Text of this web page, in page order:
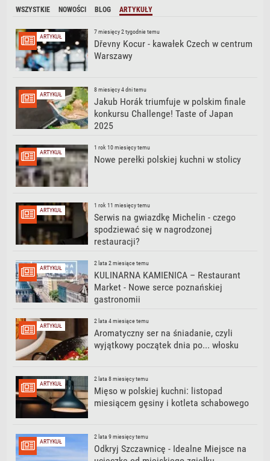
WSZYSTKIE NOWOŚCI BLOG ARTYKUŁY
ARTYKUŁ
7 miesięcy 2 tygodnie temu
Dřevny Kocur - kawałek Czech w centrum
Warszawy
ARTYKUŁ
8 miesięcy 4 dni temu
Jakub Horák triumfuje w polskim finale
konkursu Challenge! Taste of Japan
2025
ARTYKUŁ
1 rok 10 miesięcy temu
Nowe perełki polskiej kuchni w stolicy
ARTYKUŁ
1 rok 11 miesięcy temu
Serwis na gwiazdkę Michelin - czego
spodziewać się w nagrodzonej
restauracji?
ARTYKUŁ
2 lata 2 miesiące temu
KULINARNA KAMIENICA – Restaurant
Market - Nowe serce poznańskiej
gastronomii
ARTYKUŁ
2 lata 4 miesiące temu
Aromatyczny ser na śniadanie, czyli
wyjątkowy początek dnia po... włosku
ARTYKUŁ
2 lata 8 miesięcy temu
Mięso w polskiej kuchni: listopad
miesiącem gęsiny i kotleta schabowego
ARTYKUŁ
2 lata 9 miesięcy temu
Odkryj Szczawnicę - Idealne Miejsce na